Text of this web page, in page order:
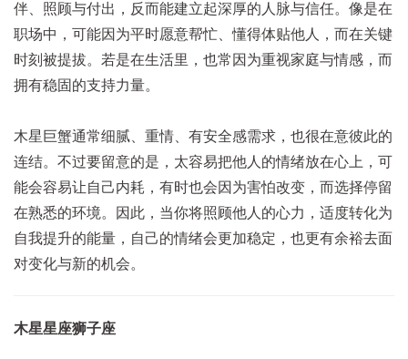
伴、照顾与付出，反而能建立起深厚的人脉与信任。像是在
职场中，可能因为平时愿意帮忙、懂得体贴他人，而在关键
时刻被提拔。若是在生活里，也常因为重视家庭与情感，而
拥有稳固的支持力量。
木星巨蟹通常细腻、重情、有安全感需求，也很在意彼此的
连结。不过要留意的是，太容易把他人的情绪放在心上，可
能会容易让自己内耗，有时也会因为害怕改变，而选择停留
在熟悉的环境。因此，当你将照顾他人的心力，适度转化为
自我提升的能量，自己的情绪会更加稳定，也更有余裕去面
对变化与新的机会。
木星星座狮子座